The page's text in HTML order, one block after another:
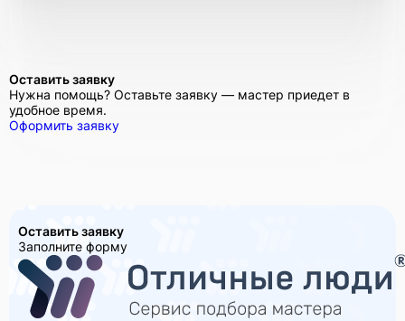
Оставить заявку
Нужна помощь? Оставьте заявку — мастер приедет в
удобное время.
Оформить заявку
Оставить заявку
Заполните форму